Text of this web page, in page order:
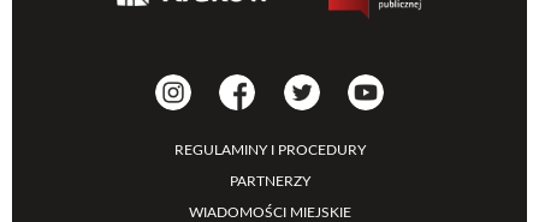
REGULAMINY I PROCEDURY
PARTNERZY
WIADOMOŚCI MIEJSKIE